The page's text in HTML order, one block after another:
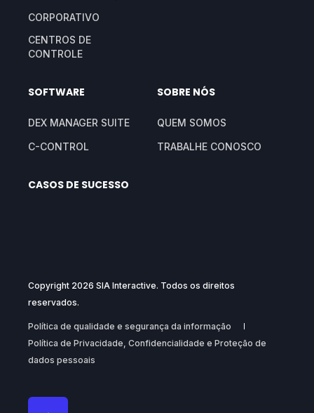
CORPORATIVO
CENTROS DE
CONTROLE
SOFTWARE
DEX MANAGER SUITE
C-CONTROL
SOBRE NÓS
QUEM SOMOS
TRABALHE CONOSCO
CASOS DE SUCESSO
Copyright 2026 SIA Interactive. Todos os direitos
reservados.
Política de qualidade e segurança da informação
Política de Privacidade, Confidencialidade e Proteção de
dados pessoais